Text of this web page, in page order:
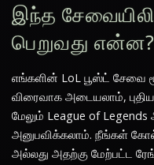
இந்த
பெறுவது என்ன?
எங்களின் LoL பூஸ்ட் சேவை
விரைவாக அடையலாம்,
மேலும் League of
அனுபவிக்கலாம். நீங்கள்
அல்லது அதற்கு மேற்பட்ட